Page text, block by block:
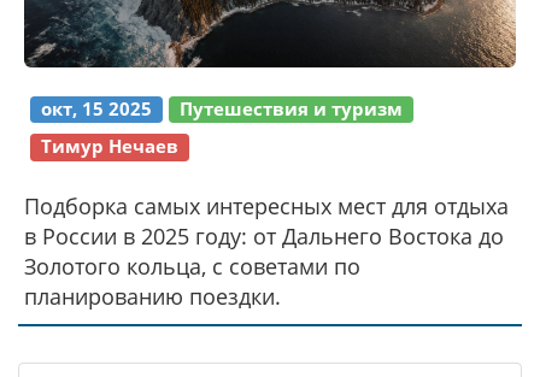
окт, 15 2025
Путешествия и туризм
Тимур Нечаев
Подборка самых интересных мест для отдыха
в России в 2025 году: от Дальнего Востока до
Золотого кольца, с советами по
планированию поездки.